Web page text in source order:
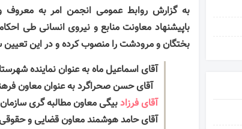
به گزارش روابط عمومی انجمن امر به معروف
باپیشنهاد معاونت منابع و نیروی انسانی طی
بختگان و مرودشت را منصوب کرده و در این تعیین
آقای اسماعیل ماه به عنوان نماینده
آقای حسن صحراگرد به عنوان معاون
آقای فرزادبیگی معاون مطالبه گری سازمان
آقای حامد هوشمند معاون قضایی و